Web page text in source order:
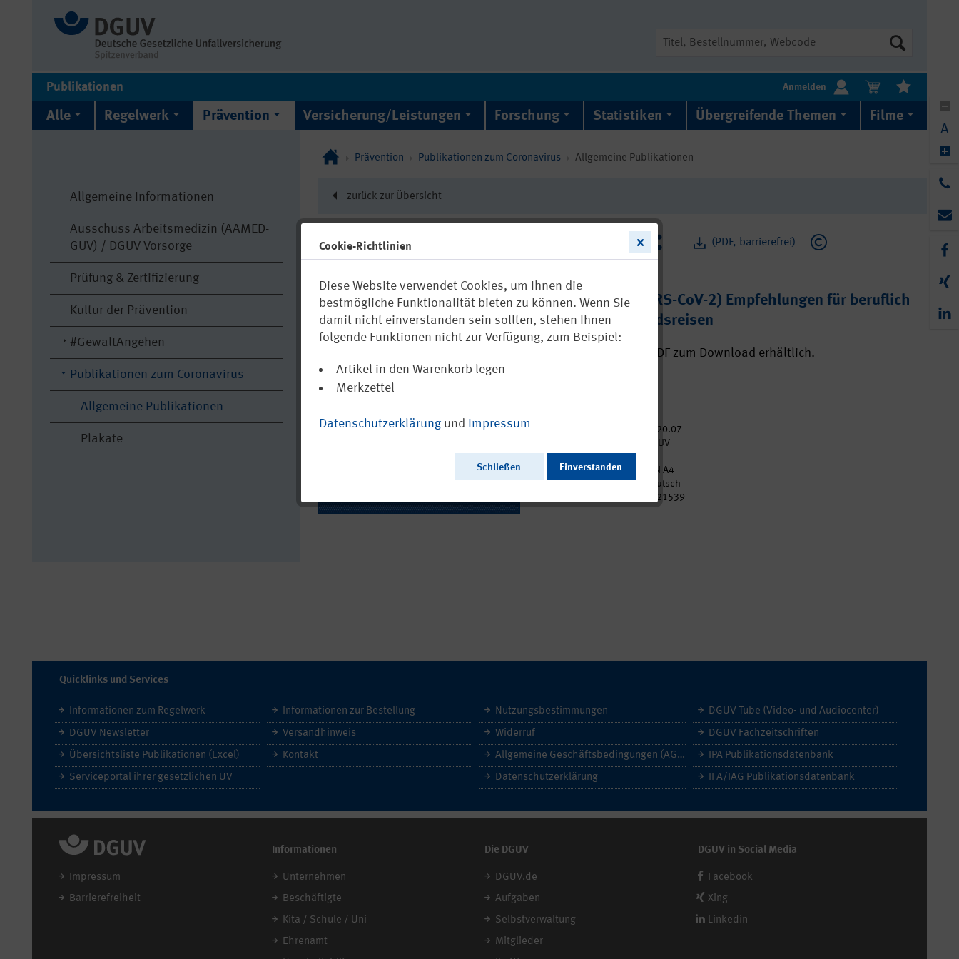
Publikationen Anmelden
Alle Regelwerk Prävention Versicherung/Leistungen Forschung Statistiken Übergreifende Themen Filme
Allgemeine Informationen
Ausschuss Arbeitsmedizin (AAMED-
GUV) / DGUV Vorsorge
Prüfung & Zertifizierung
Kultur der Prävention
#GewaltAngehen
Publikationen zum Coronavirus
Allgemeine Publikationen
Plakate
Prävention Publikationen zum Coronavirus Allgemeine Publikationen
zurück zur Übersicht
(PDF, barrierefrei)
21539
Coronavirus (SARS-CoV-2) Empfehlungen für beruflich
bedingte Auslandsreisen
Ausschließlich als PDF zum Download erhältlich.
2020.07
DGUV
Format:
DIN A4
Deutsch
p021539
Quicklinks und Services
Informationen zum Regelwerk
DGUV Newsletter
Übersichtsliste Publikationen (Excel)
Serviceportal ihrer gesetzlichen UV
Informationen zur Bestellung
Versandhinweis
Kontakt
Nutzungsbestimmungen
Widerruf
Allgemeine Geschäftsbedingungen (AGB)
Datenschutzerklärung
DGUV Tube (Video- und Audiocenter)
DGUV Fachzeitschriften
IPA Publikationsdatenbank
IFA/IAG Publikationsdatenbank
Impressum
Barrierefreiheit
Informationen
Unternehmen
Beschäftigte
Kita / Schule / Uni
Ehrenamt
Die DGUV
DGUV.de
Aufgaben
Selbstverwaltung
Mitglieder
DGUV in Social Media
Facebook
Xing
Linkedin
A
Cookie-Richtlinien
Diese Website verwendet Cookies, um Ihnen die
bestmögliche Funktionalität bieten zu können. Wenn Sie
damit nicht einverstanden sein sollten, stehen Ihnen
folgende Funktionen nicht zur Verfügung, zum Beispiel:
Artikel in den Warenkorb legen
Merkzettel
Datenschutzerklärung und Impressum
Schließen Einverstanden